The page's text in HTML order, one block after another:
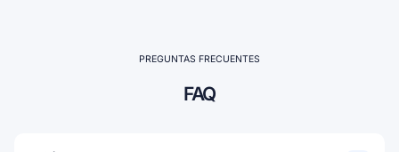
PREGUNTAS FRECUENTES
FAQ